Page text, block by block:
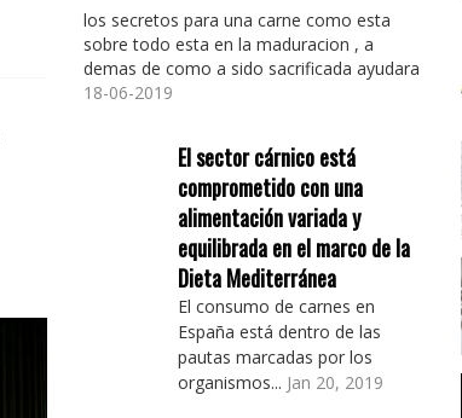
los secretos para una carne como esta
sobre todo esta en la maduracion , a
demas de como a sido sacrificada ayudara
18-06-2019
El sector cárnico está
comprometido con una
alimentación variada y
equilibrada en el marco de la
Dieta Mediterránea
El consumo de carnes en
España está dentro de las
pautas marcadas por los
organismos... Jan 20, 2019